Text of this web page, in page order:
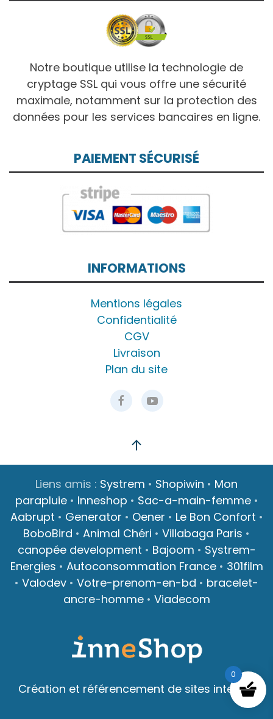
Notre boutique utilise la technologie de
cryptage SSL qui vous offre une sécurité
maximale, notamment sur la protection des
données pour les services bancaires en ligne.
PAIEMENT SÉCURISÉ
INFORMATIONS
Mentions légales
Confidentialité
CGV
Livraison
Plan du site
Liens amis : Systrem • Shopiwin • Mon
parapluie• Inneshop • Sac-a-main-femme•
Aabrupt • Generator • Oener • Le Bon Confort •
BoboBird • Animal Chéri • Villabaga Paris •
canopée development • Bajoom • Systrem-
Energies • Autoconsommation France• 301film
• Valodev • Votre-prenom-en-bd • bracelet-
ancre-homme• Viadecom
0
Création et référencement de sites internet